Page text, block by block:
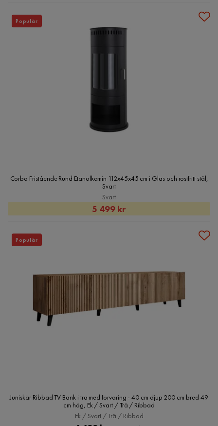
Corbo Fristående Rund Etanolkamin 112x45x45 cm i Glas och rostfritt stål,
Svart
Svart
Rabatterat
5 499 kr
Populär
Juniskär Ribbad TV Bänk i trä med förvaring - 40 cm djup 200 cm bred 49
cm hög, Ek / Svart / Trä / Ribbad
Ek / Svart / Trä / Ribbad
Populär